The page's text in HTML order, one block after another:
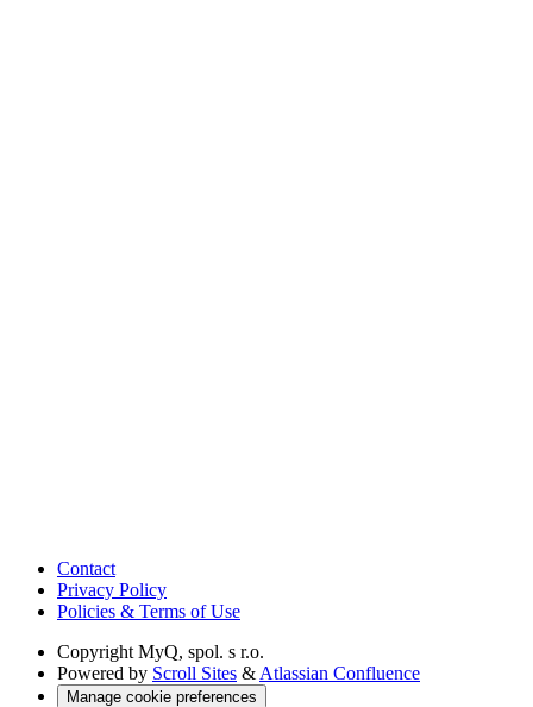
Contact
Privacy Policy
Policies & Terms of Use
Copyright MyQ, spol. s r.o.
Powered by Scroll Sites & Atlassian Confluence
Manage cookie preferences